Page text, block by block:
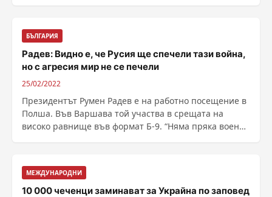
БЪЛГАРИЯ
Радев: Видно е, че Русия ще спечели тази война,
но с агресия мир не се печели
25/02/2022
Президентът Румен Радев е на работно посещение в
Полша. Във Варшава той участва в срещата на
високо равнище във формат Б-9. “Няма пряка военна
МЕЖДУНАРОДНИ
10 000 чеченци заминават за Украйна по заповед